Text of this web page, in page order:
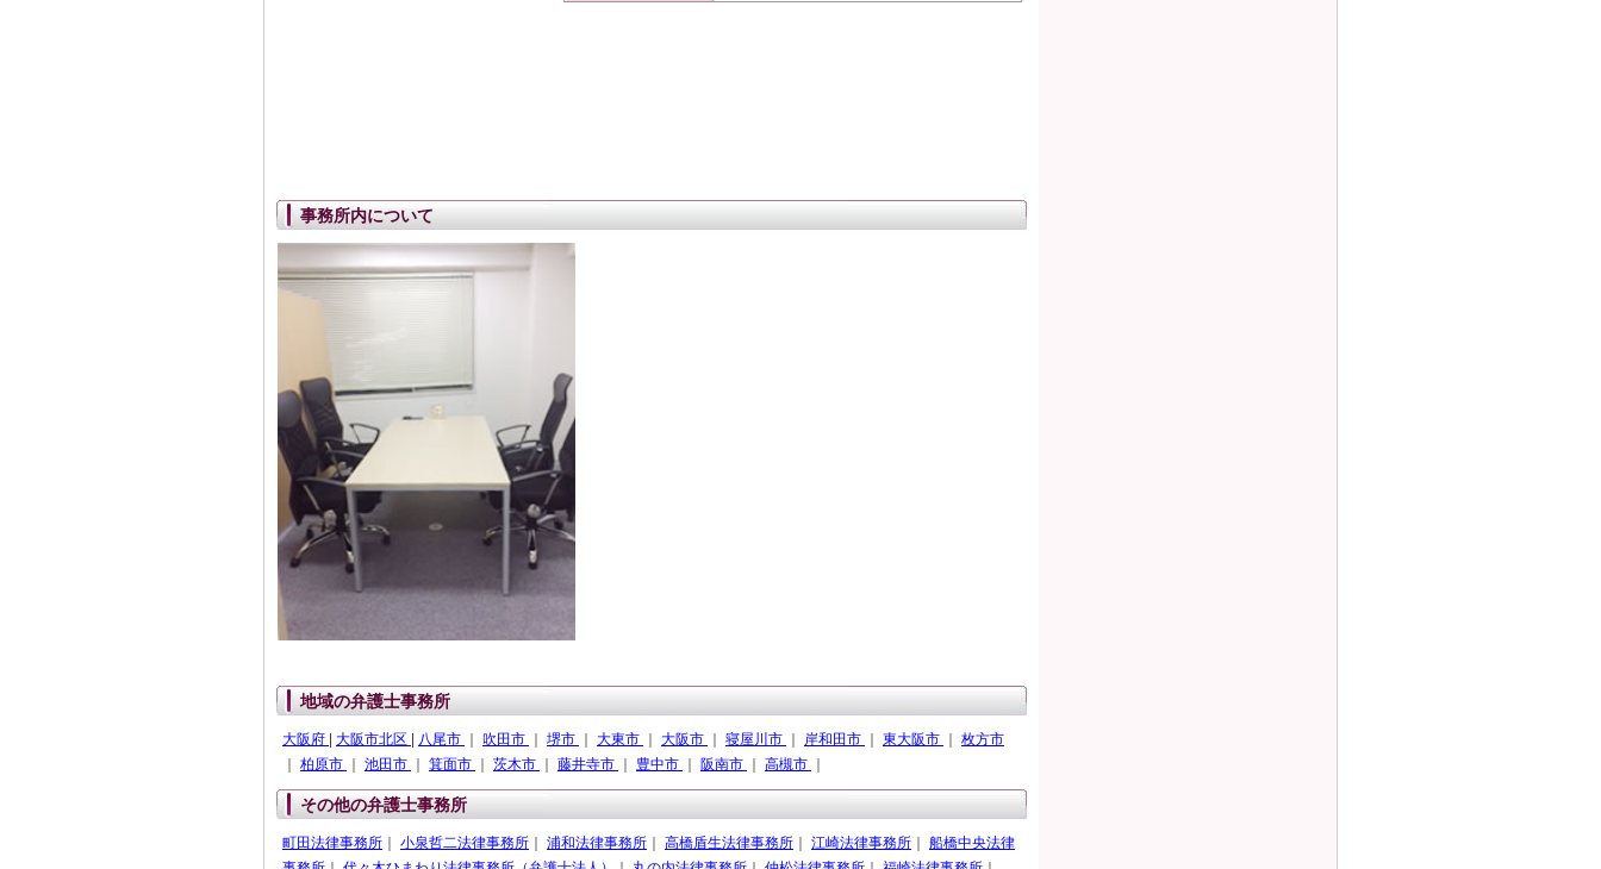
事務所内について
地域の弁護士事務所
大阪府 大阪市北区 八尾市 吹田市 堺市 大東市 大阪市 寝屋川市 岸和田市 東大阪市
枚方市
柏原市 池田市 箕面市 茨木市 藤井寺市 豊中市 阪南市 高槻市
その他の弁護士事務所
町田法律事務所 小泉哲二法律事務所 浦和法律事務所 高橋盾生法律事務所 江崎法律事務所
船橋中央法律